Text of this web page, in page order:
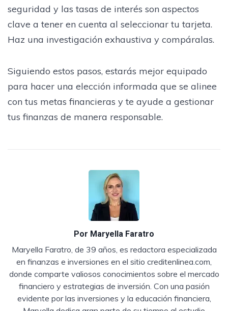
seguridad y las tasas de interés son aspectos
clave a tener en cuenta al seleccionar tu tarjeta.
Haz una investigación exhaustiva y compáralas.
Siguiendo estos pasos, estarás mejor equipado
para hacer una elección informada que se alinee
con tus metas financieras y te ayude a gestionar
tus finanzas de manera responsable.
Por Maryella Faratro
Maryella Faratro, de 39 años, es redactora especializada
en finanzas e inversiones en el sitio creditenlinea.com,
donde comparte valiosos conocimientos sobre el mercado
financiero y estrategias de inversión. Con una pasión
evidente por las inversiones y la educación financiera,